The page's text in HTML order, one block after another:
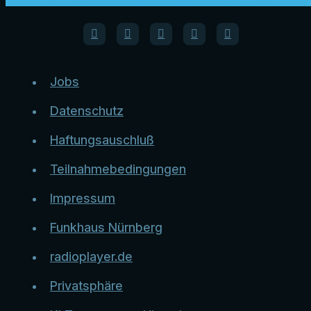
Jobs
Datenschutz
Haftungsauschluß
Teilnahmebedingungen
Impressum
Funkhaus Nürnberg
radioplayer.de
Privatsphäre